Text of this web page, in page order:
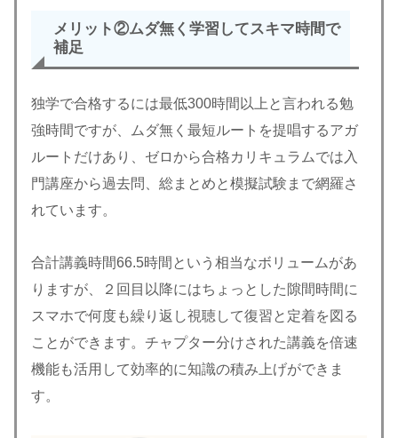
メリット②ムダ無く学習してスキマ時間で
補足
独学で合格するには最低300時間以上と言われる勉
強時間ですが、ムダ無く最短ルートを提唱するアガ
ルートだけあり、ゼロから合格カリキュラムでは入
門講座から過去問、総まとめと模擬試験まで網羅さ
れています。
合計講義時間66.5時間という相当なボリュームがあ
りますが、２回目以降にはちょっとした隙間時間に
スマホで何度も繰り返し視聴して復習と定着を図る
ことができます。チャプター分けされた講義を倍速
機能も活用して効率的に知識の積み上げができま
す。